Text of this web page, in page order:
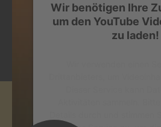
Wir benötigen Ihre
um den YouTube
zu laden!
Überraschung und Jubelstürme für
Bestätigung: Wer die Goldene